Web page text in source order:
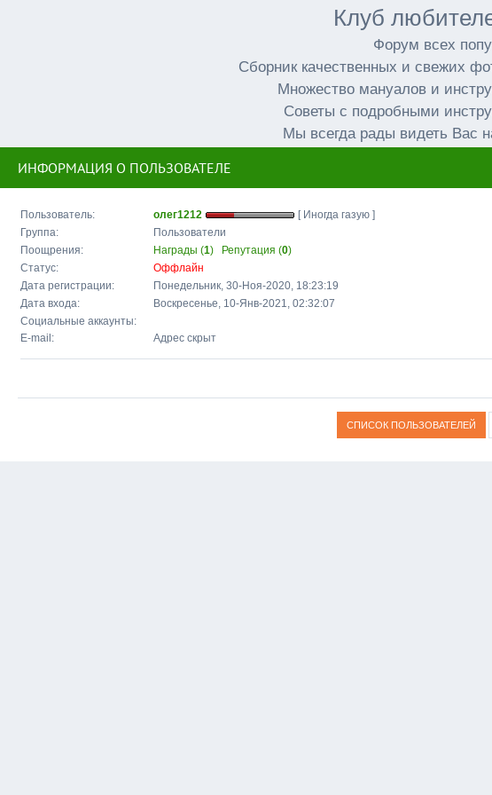
Клуб
Форум всех
Сборник качественных и свежих
Множество мануалов и
Советы с подробными
Мы всегда рады видеть Вас
ИНФОРМАЦИЯ О ПОЛЬЗОВАТЕЛЕ
Пользователь: олег1212
[ Иногда газую ]
Группа:
Пользователи
Поощрения:
Награды (1) Репутация (0)
Статус:
Оффлайн
Дата регистрации:
Понедельник, 30-Ноя-2020, 18:23:19
Дата входа:
Воскресенье, 10-Янв-2021, 02:32:07
Социальные аккаунты:
E-mail:
Адрес скрыт